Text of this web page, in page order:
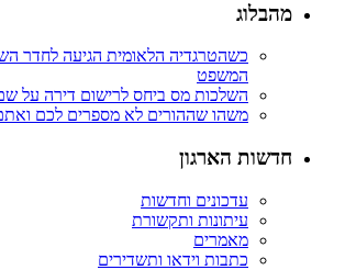
מהבלוג
כשהטרגדיה הלאומית הגיעה לחדר
המשפט
השלכות מס ביחס לרישום דירה על
משהו שההורים לא מספרים לכם
חדשות הארגון
עדכונים וחדשות
עיתונות ותקשורת
מאמרים
כתבות וידאו ותשדירים